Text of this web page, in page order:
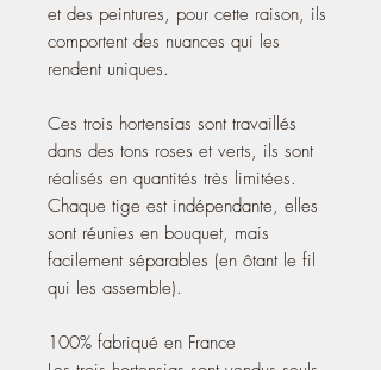
et des peintures, pour cette raison, ils
comportent des nuances qui les
rendent uniques.
Ces trois hortensias sont travaillés
dans des tons roses et verts, ils sont
réalisés en quantités très limitées.
Chaque tige est indépendante, elles
sont réunies en bouquet, mais
facilement séparables (en ôtant le fil
qui les assemble).
100% fabriqué en France